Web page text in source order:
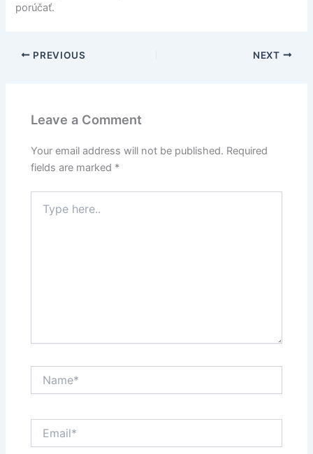
porúčať.
PREVIOUS NEXT
Leave a Comment
Your email address will not be published. Required
fields are marked *
here..